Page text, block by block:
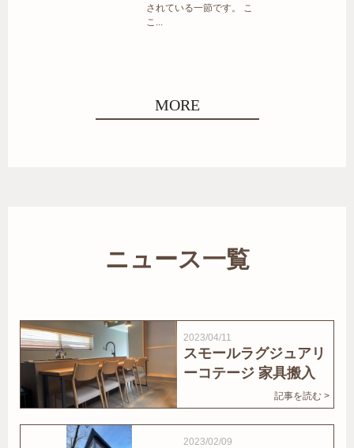
されている一節です。 こ
こ...
MORE
ニュース一覧
2023/04/11
スモールラグジュアリ
ーコテージ 家具搬入
記事を読む >
2023/02/09